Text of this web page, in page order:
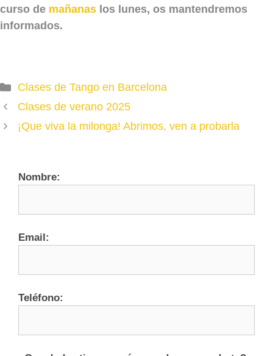
curso de mañanas los lunes, os mantendremos
informados.
Categories
Clases de Tango en Barcelona
Clases de verano 2025
¡Que viva la milonga! Abrimos, ven a probarla
Nombre:
Email:
Teléfono: